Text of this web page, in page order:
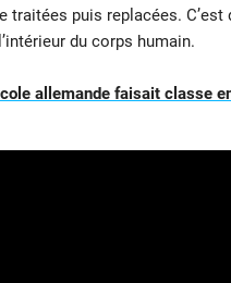
traitées puis replacées.
du corps humain.
allemande faisait classe